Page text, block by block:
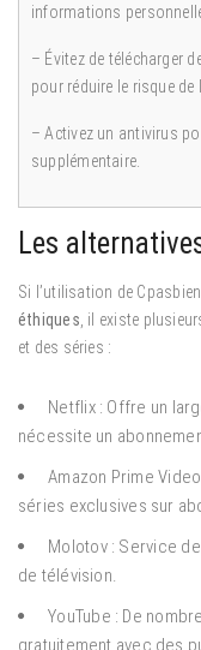
informations
– Évitez de télécharger
pour réduire le risque
– Activez un antivirus
supplémentaire.
Les
Si l’utilisation de
éthiques , il existe
et des séries :
Netflix : Offre un
nécessite un
Amazon Prime
séries exclusives sur
Molotov : Service
de télévision.
YouTube : De
gratuitement avec des